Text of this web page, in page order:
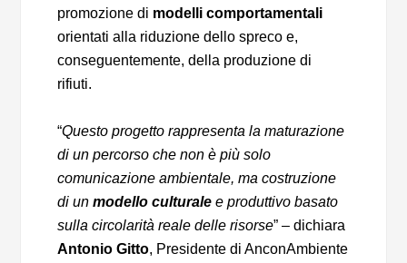
promozione di modelli comportamentali
orientati alla riduzione dello spreco e,
conseguentemente, della produzione di
rifiuti.
“Questo progetto rappresenta la maturazione
di un percorso che non è più solo
comunicazione ambientale, ma costruzione
di unmodello culturale e produttivo basato
sulla circolarità reale delle risorse” – dichiara
Antonio Gitto, Presidente di AnconAmbiente